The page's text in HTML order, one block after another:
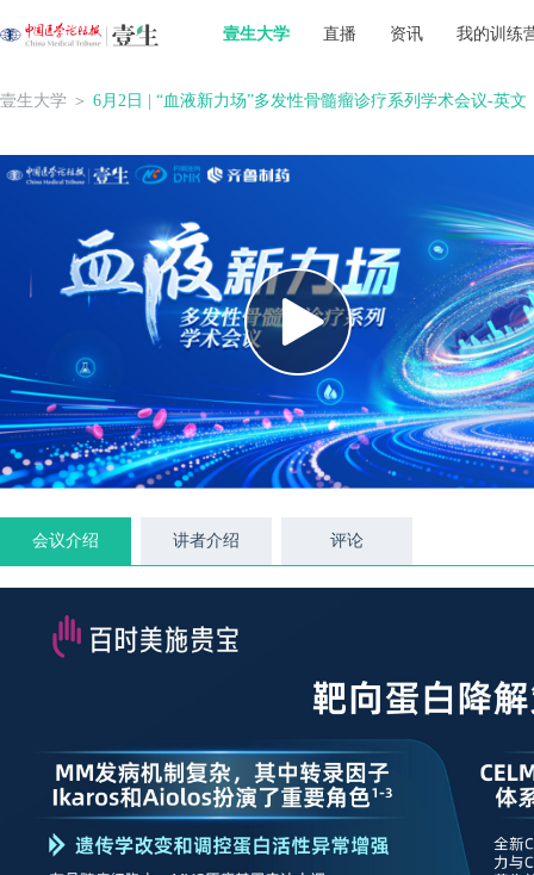
壹生大学 直播 资讯 我的训练
壹生大学 ＞ 6月2日 | “血液新力场”多发性骨髓瘤诊疗系列学术会议-英文
会议介绍 讲者介绍 评论